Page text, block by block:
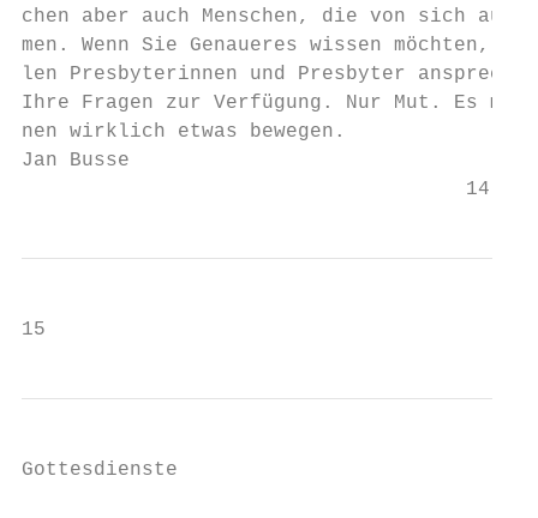
chen aber auch Menschen, die von sich aus
men. Wenn Sie Genaueres wissen möchten,
len Presbyterinnen und Presbyter
Ihre Fragen zur Verfügung. Nur Mut. Es
nen wirklich etwas bewegen.
Jan Busse
                                     14
15
Gottesdienste